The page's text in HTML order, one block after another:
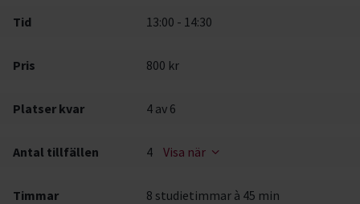
Tid 13:00 - 14:30
Pris 800 kr
Platser kvar 4 av 6
Antal tillfällen 4 Visa när
Timmar 8 studietimmar à 45 min